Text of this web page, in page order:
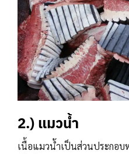
2.) แมวน้ำ
เนื้อแมวน้ำเป็นส่วนประกอบ